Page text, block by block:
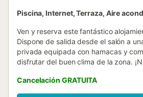
Piscina, Internet, Terraza, Aire
Ven y reserva este fantástico
Dispone de salida desde el salón a
privada equipada con hamacas y
disfrutar del buen clima de la zona.
luminoso - Terraza Solárium con
exterior - Piscina comunitaria - Aire
Cancelación GRATUITA